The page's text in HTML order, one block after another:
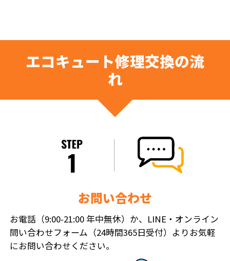
エコキュート修理交換の流
れ
お問い合わせ
お電話（9:00-21:00 年中無休）か、LINE・オンライン
問い合わせフォーム（24時間365日受付）よりお気軽
にお問い合わせください。